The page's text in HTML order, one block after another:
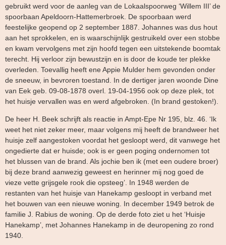
gebruikt werd voor de aanleg van de Lokaalspoorweg ‘Willem III’ de
spoorbaan Apeldoorn-Hattemerbroek. De spoorbaan werd
feestelijke geopend op 2 september 1887. Johannes was dus hout
aan het sprokkelen, en is waarschijnlijk gestruikeld over een stobbe
en kwam vervolgens met zijn hoofd tegen een uitstekende boomtak
terecht. Hij verloor zijn bewustzijn en is door de koude ter plekke
overleden. Toevallig heeft ene Appie Mulder hem gevonden onder
de sneeuw, in bevroren toestand. In de dertiger jaren woonde Dine
van Eek geb. 09-08-1878 overl. 19-04-1956 ook op deze plek, tot
het huisje vervallen was en werd afgebroken. (In brand gestoken!).
De heer H. Beek schrijft als reactie in Ampt-Epe Nr 195, blz. 46. ‘Ik
weet het niet zeker meer, maar volgens mij heeft de brandweer het
huisje zelf aangestoken voordat het gesloopt werd, dit vanwege het
ongedierte dat er huisde; ook is er geen poging ondernomen tot
het blussen van de brand. Als jochie ben ik (met een oudere broer)
bij deze brand aanwezig geweest en herinner mij nog goed de
vieze vette grijsgele rook die opsteeg’. In 1948 werden de
restanten van het huisje van Hanekamp gesloopt in verband met
het bouwen van een nieuwe woning. In december 1949 betrok de
familie J. Rabius de woning. Op de derde foto ziet u het ‘Huisje
Hanekamp’, met Johannes Hanekamp in de deuropening zo rond
1940.